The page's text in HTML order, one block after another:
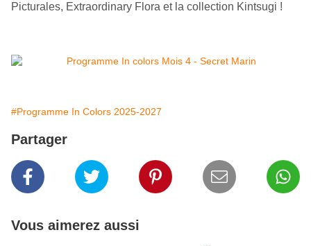
Picturales, Extraordinary Flora et la collection Kintsugi !
#Programme In Colors 2025-2027
Partager
Vous aimerez aussi